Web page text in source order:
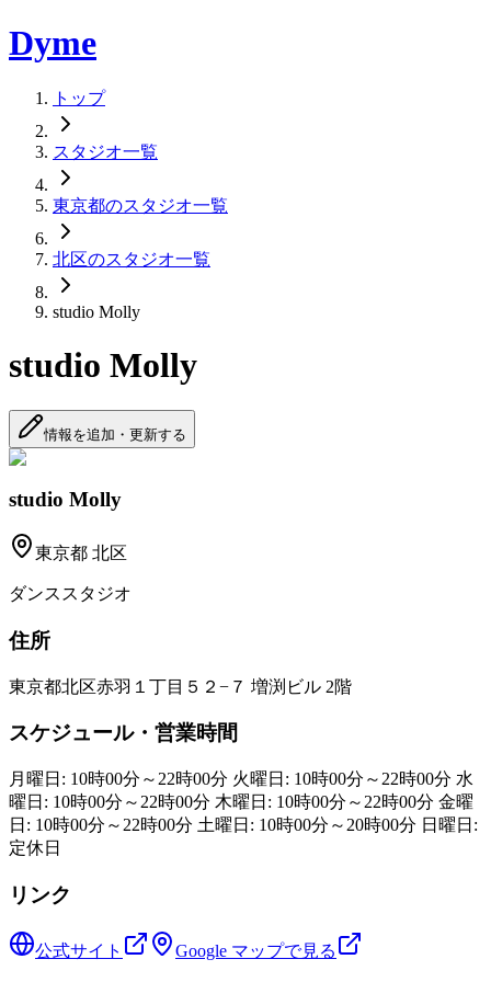
Dyme
トップ
スタジオ一覧
東京都のスタジオ一覧
北区のスタジオ一覧
studio Molly
studio Molly
情報を追加・更新する
studio Molly
東京都 北区
ダンススタジオ
住所
東京都北区赤羽１丁目５２−７ 増渕ビル 2階
スケジュール・営業時間
月曜日: 10時00分～22時00分 火曜日: 10時00分～22時00分 水
曜日: 10時00分～22時00分 木曜日: 10時00分～22時00分 金曜
日: 10時00分～22時00分 土曜日: 10時00分～20時00分 日曜日:
定休日
リンク
公式サイト Google マップで見る